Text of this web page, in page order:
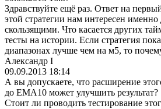
Здравствуйте ещё раз. Ответ на
этой стратегии нам интересен
скользящими. Что касается других
тесты на истории. Если стратегия
диапазонах лучше чем на м5, то
Александр I
09.09.2013 18:14
А вы допускаете, что расширение
до ЕМА10 может улучшить результат?
Стоит ли проводить тестирование